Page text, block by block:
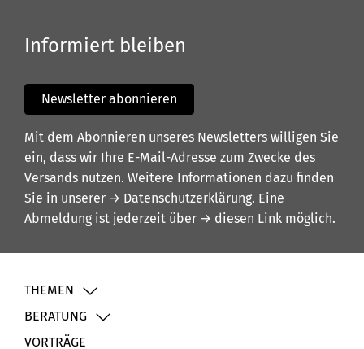
Informiert bleiben
Newsletter abonnieren
Mit dem Abonnieren unseres Newsletters willigen Sie
ein, dass wir Ihre E-Mail-Adresse zum Zwecke des
Versands nutzen. Weitere Informationen dazu finden
Sie in unserer → Datenschutzerklärung. Eine
Abmeldung ist jederzeit über → diesen Link möglich.
THEMEN
BERATUNG
VORTRÄGE